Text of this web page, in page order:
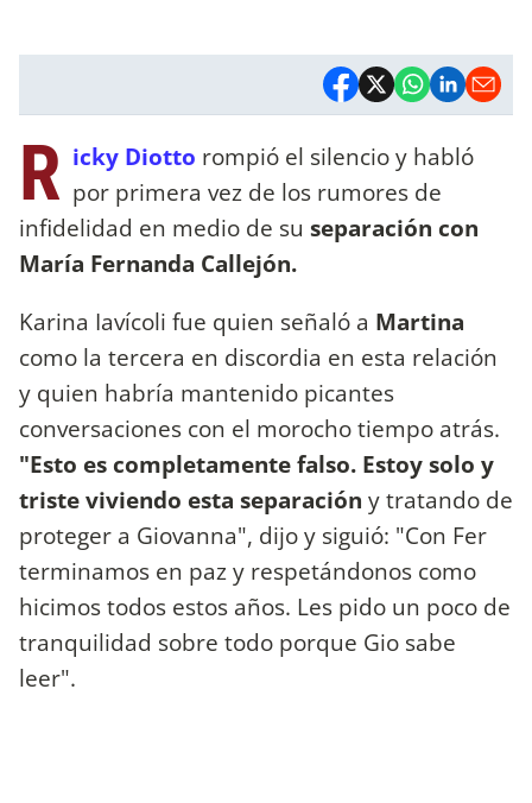
R icky Diotto rompió el silencio y habló
por primera vez de los rumores de
infidelidad en medio de su separación con
María Fernanda Callejón.
Karina Iavícoli fue quien señaló a Martina
como la tercera en discordia en esta relación
y quien habría mantenido picantes
conversaciones con el morocho tiempo atrás.
"Esto es completamente falso. Estoy solo y
triste viviendo esta separación y tratando de
proteger a Giovanna", dijo y siguió: "Con Fer
terminamos en paz y respetándonos como
hicimos todos estos años. Les pido un poco de
tranquilidad sobre todo porque Gio sabe
leer".